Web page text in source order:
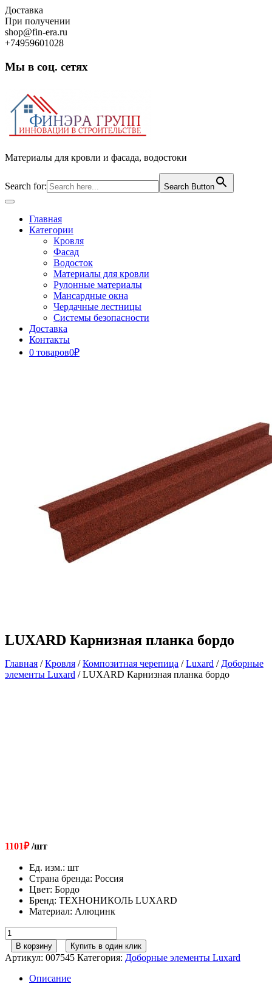
Skip
to
content
Доставка
При получении
shop@fin-era.ru
+74959601028
Мы в соц. сетях
Материалы для кровли и фасада, водостоки
Search for: Search Button
Open
ButtonГлавная
Категории
Кровля
Фасад
Водосток
Материалы для кровли
Рулонные материалы
Мансардные окна
Чердачные лестницы
Системы безопасности
Доставка
Контакты
0 товаров0₽
LUXARD Карнизная планка бордо
Главная /Кровля /Композитная черепица /Luxard / Доборные
элементы Luxard / LUXARD Карнизная планка бордо
1101₽/шт
Ед. изм.: шт
Страна бренда: Россия
Цвет: Бордо
Бренд: ТЕХНОНИКОЛЬ LUXARD
Материал: Алюцинк
Количество
товара
LUXARD
Карнизная
планка
В корзину Купить в один клик
Артикул: 007545 Категория: Доборные элементы Luxard
Описание